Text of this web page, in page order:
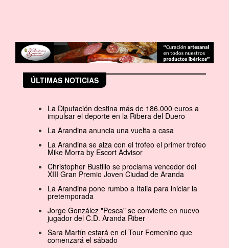
ÚLTIMAS NOTICIAS
La Diputación destina más de 186.000 euros a
impulsar el deporte en la Ribera del Duero
La Arandina anuncia una vuelta a casa
La Arandina se alza con el trofeo el primer trofeo
Mike Morra by Escort Advisor
Christopher Bustillo se proclama vencedor del
XIII Gran Premio Joven Ciudad de Aranda
La Arandina pone rumbo a Italia para iniciar la
pretemporada
Jorge González "Pesca" se convierte en nuevo
jugador del C.D. Aranda Riber
Sara Martín estará en el Tour Femenino que
comenzará el sábado